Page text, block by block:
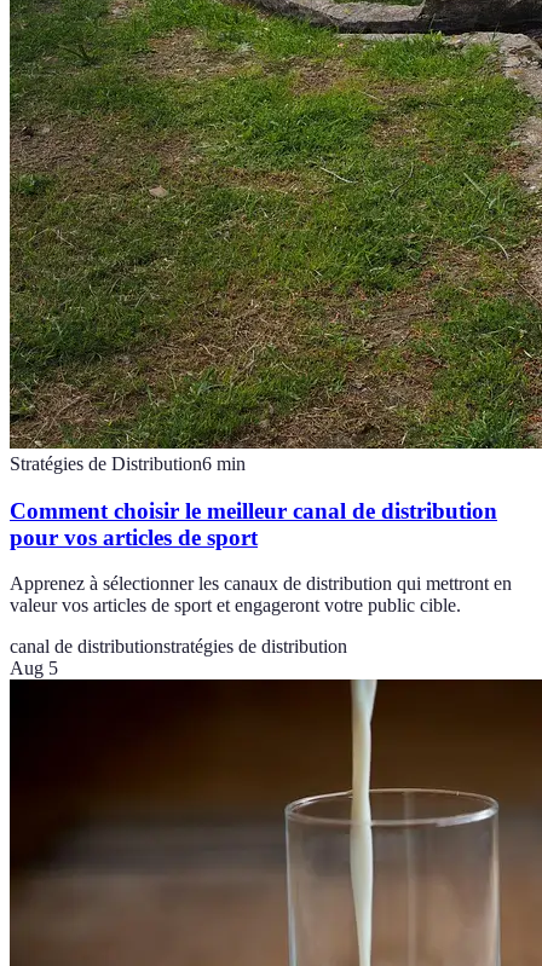
Stratégies de Distribution6 min
Comment choisir le meilleur canal de distribution
pour vos articles de sport
Apprenez à sélectionner les canaux de distribution qui mettront en
valeur vos articles de sport et engageront votre public cible.
canal de distributionstratégies de distribution
Aug 5